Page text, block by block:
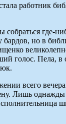
работник
где-
бардов, но в
голос. Пела,
всего
Лишь